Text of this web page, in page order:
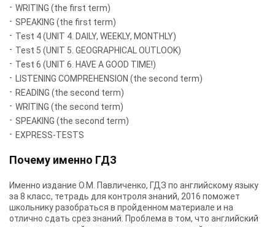
WRITING (the first term)
SPEAKING (the first term)
Test 4 (UNIT 4. DAILY, WEEKLY, MONTHLY)
Test 5 (UNIT 5. GEOGRAPHICAL OUTLOOK)
Test 6 (UNIT 6. HAVE A GOOD TIME!)
LISTENING COMPREHENSION (the second term)
READING (the second term)
WRITING (the second term)
SPEAKING (the second term)
EXPRESS-TESTS
Почему именно ГДЗ
Именно издание О.М. Павличенко, ГДЗ по английскому языку
за 8 класс, тетрадь для контроля знаний, 2016 поможет
школьнику разобраться в пройденном материале и на
отлично сдать срез знаний. Проблема в том, что английский